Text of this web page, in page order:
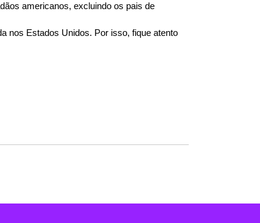
americanos, excluindo os pais de
nos Estados Unidos. Por isso, fique atento